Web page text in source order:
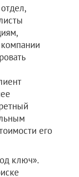
его
ключ».